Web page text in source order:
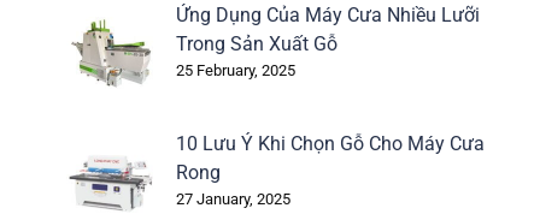
Ứng Dụng Của Máy Cưa Nhiều Lưỡi
Trong Sản Xuất Gỗ
25 February, 2025
10 Lưu Ý Khi Chọn Gỗ Cho Máy Cưa
Rong
27 January, 2025